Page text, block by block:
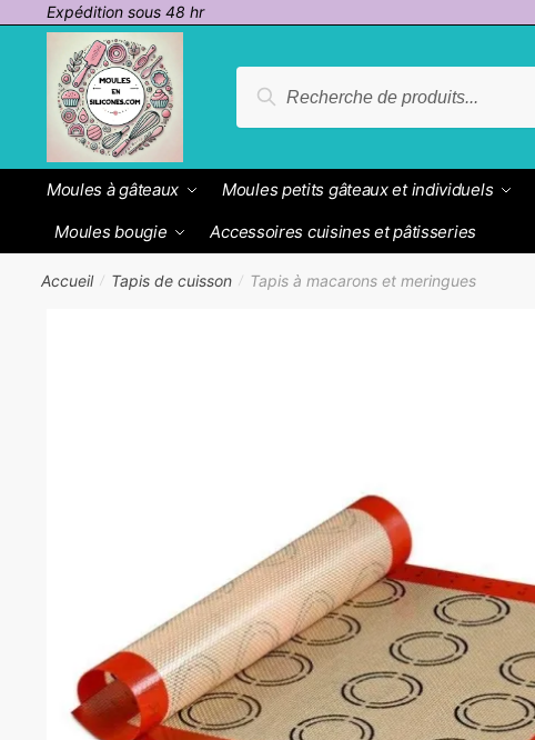
Passer
navigation
contenu
Expédition sous 48 hr
pour :
Recherche
Moules à gâteaux Moules petits gâteaux et individuels
Moules bougie
Accessoires cuisines et pâtisseries
Accueil / Tapis de cuisson / Tapis à macarons et meringues